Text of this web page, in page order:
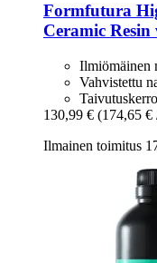
Formfutura
Ceramic
Ilmiömäinen
Vahvistettu
130,99 € (174,65 €
Ilmainen toimitus